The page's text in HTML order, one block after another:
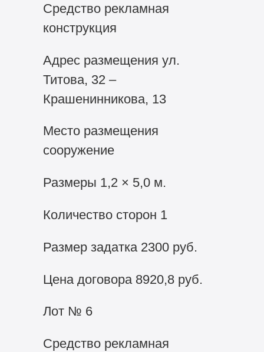
Средство рекламная
конструкция
Адрес размещения ул.
Титова, 32 –
Крашенинникова, 13
Место размещения
сооружение
Размеры 1,2 × 5,0 м.
Количество сторон 1
Размер задатка 2300 руб.
Цена договора 8920,8 руб.
Лот № 6
Средство рекламная